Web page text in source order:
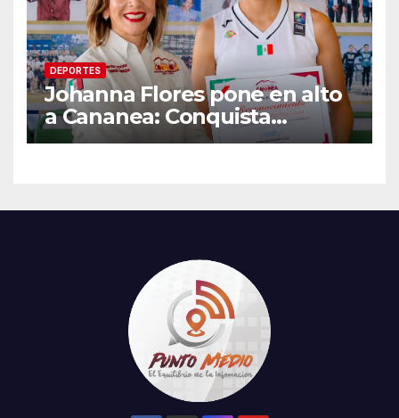
DEPORTES
Johanna Flores pone en alto
a Cananea: Conquista
medalla de plata con la
Centroamericanos